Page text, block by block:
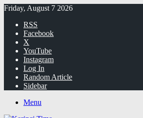
Friday, August 7 2026
RSS
Facebook
X
YouTube
Instagram
Log In
Random Article
Sidebar
Menu